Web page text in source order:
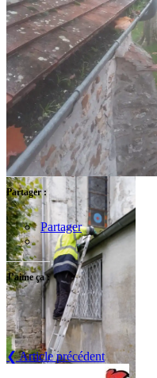
Partager :
Partager
J’aime ça :
❮ Article précédent